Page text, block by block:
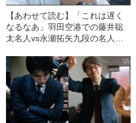
【あわせて読む】「これは遅く
なるなあ」羽田空港での藤井聡
太名人vs永瀬拓矢九段の名人戦
ない舞台裏では何が起きていた
のか